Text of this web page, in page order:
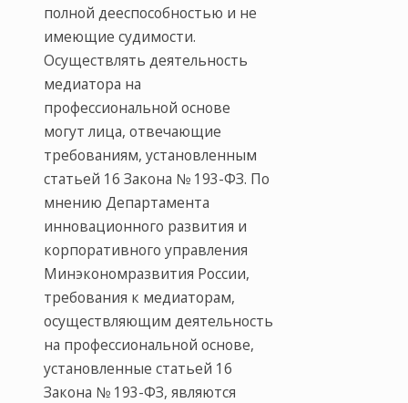
полной дееспособностью и не
имеющие судимости.
Осуществлять деятельность
медиатора на
профессиональной основе
могут лица, отвечающие
требованиям, установленным
статьей 16 Закона № 193-ФЗ. По
мнению Департамента
инновационного развития и
корпоративного управления
Минэкономразвития России,
требования к медиаторам,
осуществляющим деятельность
на профессиональной основе,
установленные статьей 16
Закона № 193-ФЗ, являются